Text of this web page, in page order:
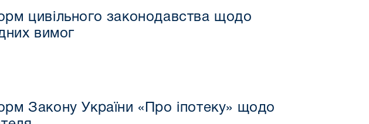
цивільного законодавства щодо
вимог
Закону України «Про іпотеку» щодо